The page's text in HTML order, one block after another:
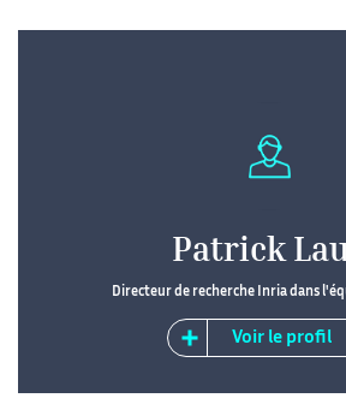
Patrick
Directeur de recherche Inria dans
Voir le profil